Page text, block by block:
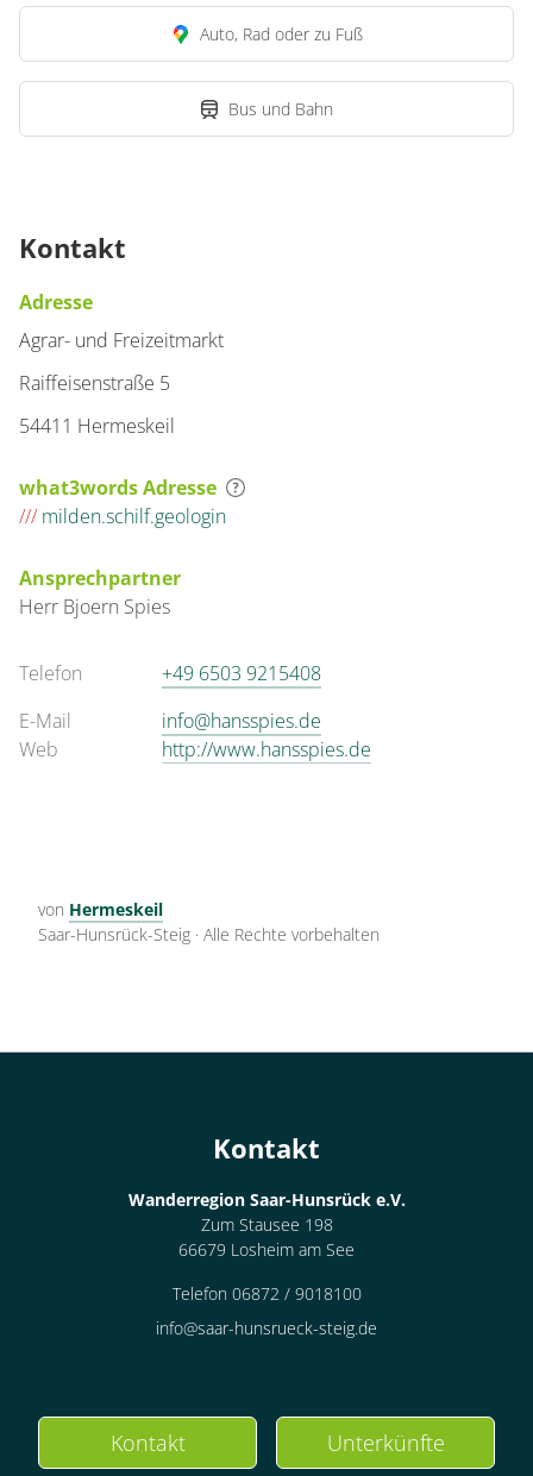
Auto, Rad oder zu Fuß
Bus und Bahn
Kontakt
Adresse
Agrar- und Freizeitmarkt
Raiffeisenstraße 5
54411 Hermeskeil
what3words Adresse
/// milden.schilf.geologin
Ansprechpartner
Herr Bjoern Spies
Telefon
+49 6503 9215408
E-Mail
info@hansspies.de
Web
http://www.hansspies.de
von Hermeskeil
Saar-Hunsrück-Steig · Alle Rechte vorbehalten
Kontakt
Wanderregion Saar-Hunsrück e.V.
Zum Stausee 198
66679 Losheim am See
Telefon 06872 / 9018100
info@saar-hunsrueck-steig.de
Kontakt Unterkünfte